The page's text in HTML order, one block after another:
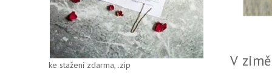
V
ke stažení zdarma, .zip